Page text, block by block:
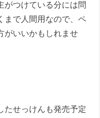
がつけている分には問
まで人間用なので、ペ
がいいかもしれませ
たせっけんも発売予定